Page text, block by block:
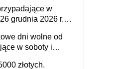
w
grudnia 2026 r.) –
i administracja
dni wolne od
w soboty i
złotych.